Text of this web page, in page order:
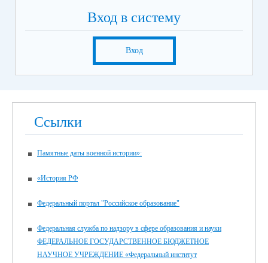
Вход в систему
Вход
Ссылки
Памятные даты военной истории»:
«История РФ
Федеральный портал "Российское образование"
Федеральная служба по надзору в сфере образования и науки
ФЕДЕРАЛЬНОЕ ГОСУДАРСТВЕННОЕ БЮДЖЕТНОЕ
НАУЧНОЕ УЧРЕЖДЕНИЕ «Федеральный институт